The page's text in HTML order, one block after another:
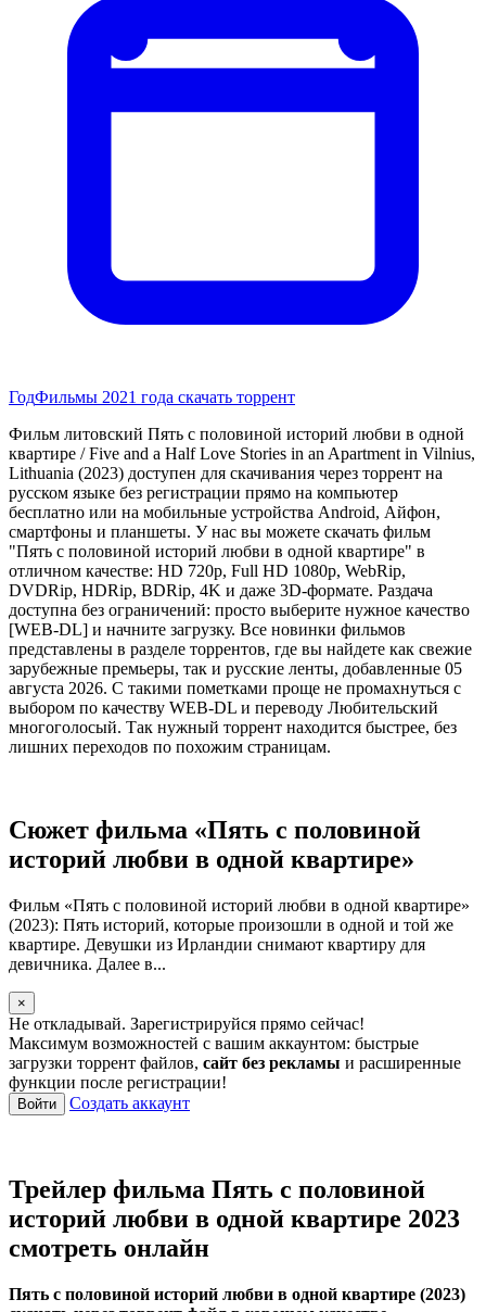
ГодФильмы 2021 года скачать торрент
Фильм литовский Пять с половиной историй любви в одной
квартире / Five and a Half Love Stories in an Apartment in Vilnius,
Lithuania (2023) доступен для скачивания через торрент на
русском языке без регистрации прямо на компьютер
бесплатно или на мобильные устройства Android, Айфон,
смартфоны и планшеты. У нас вы можете скачать фильм
"Пять с половиной историй любви в одной квартире" в
отличном качестве: HD 720p, Full HD 1080p, WebRip,
DVDRip, HDRip, BDRip, 4K и даже 3D-формате. Раздача
доступна без ограничений: просто выберите нужное качество
[WEB-DL] и начните загрузку. Все новинки фильмов
представлены в разделе торрентов, где вы найдете как свежие
зарубежные премьеры, так и русские ленты, добавленные 05
августа 2026. С такими пометками проще не промахнуться с
выбором по качеству WEB-DL и переводу Любительский
многоголосый. Так нужный торрент находится быстрее, без
лишних переходов по похожим страницам.
Сюжет фильма «Пять с половиной
историй любви в одной квартире»
Фильм «Пять с половиной историй любви в одной квартире»
(2023): Пять историй, которые произошли в одной и той же
квартире. Девушки из Ирландии снимают квартиру для
девичника. Далее в...
×
Не откладывай. Зарегистрируйся прямо сейчас!
Максимум возможностей с вашим аккаунтом: быстрые
загрузки торрент файлов, сайт без рекламы и расширенные
функции после регистрации!
Войти Создать аккаунт
Трейлер фильма Пять с половиной
историй любви в одной квартире 2023
смотреть онлайн
Пять с половиной историй любви в одной квартире (2023)